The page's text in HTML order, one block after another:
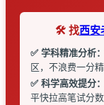
🛠️ 找西安
✅ 学科精准分析：
区，不浪费一分精
✅ 科学高效提分：
平快拉高笔试分数